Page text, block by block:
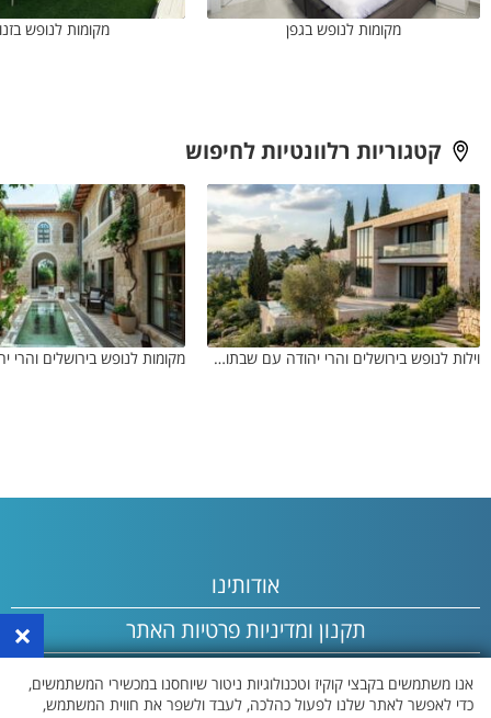
מקומות לנופש בגפן מקומות לנופש
קטגוריות רלוונטיות לחיפוש
וילות לנופש בירושלים והרי יהודה עם שבתות חתן
אודותינו
תקנון ומדיניות פרטיות האתר
פרסום באתר
×
אנו משתמשים בקבצי קוקיז וטכנולוגיות ניטור שיוחסנו במכשירי המשתמשים,
כדי לאפשר לאתר שלנו לפעול כהלכה, לעבד ולשפר את חווית המשתמש,